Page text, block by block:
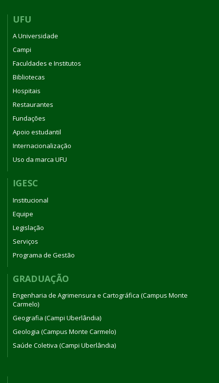
UFU
A Universidade
Campi
Faculdades e Institutos
Bibliotecas
Hospitais
Restaurantes
Fundações
Apoio estudantil
Internacionalização
Uso da marca UFU
IGESC
Institucional
Equipe
Legislação
Serviços
Programa de Gestão
GRADUAÇÃO
Engenharia de Agrimensura e Cartográfica (Campus Monte
Carmelo)
Geografia (Campi Uberlândia)
Geologia (Campus Monte Carmelo)
Saúde Coletiva (Campi Uberlândia)